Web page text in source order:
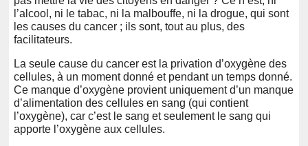
l’alcool, ni le tabac, ni la malbouffe, ni la drogue, qui sont
les causes du cancer ; ils sont, tout au plus, des
facilitateurs.
La seule cause du cancer est la privation d’oxygène des
cellules, à un moment donné et pendant un temps donné.
Ce manque d’oxygène provient uniquement d’un manque
d’alimentation des cellules en sang (qui contient
l’oxygène), car c’est le sang et seulement le sang qui
apporte l’oxygène aux cellules.